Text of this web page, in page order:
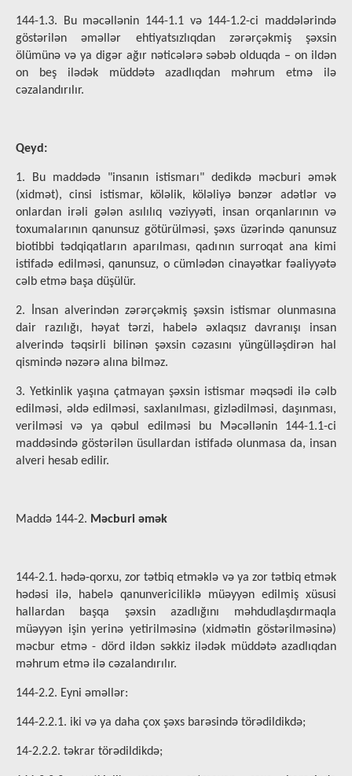
144-1.3. Bu məcəllənin 144-1.1 və 144-1.2-ci maddələrində
göstərilən əməllər ehtiyatsızlıqdan zərərçəkmiş şəxsin
ölümünə və ya digər ağır nəticələrə səbəb olduqda – on ildən
on beş ilədək müddətə azadlıqdan məhrum etmə ilə
cəzalandırılır.
Qeyd:
1. Bu maddədə "insanın istismarı" dedikdə məcburi əmək
(xidmət), cinsi istismar, köləlik, köləliyə bənzər adətlər və
onlardan irəli gələn asılılıq vəziyyəti, insan orqanlarının və
toxumalarının qanunsuz götürülməsi, şəxs üzərində qanunsuz
biotibbi tədqiqatların aparılması, qadının surroqat ana kimi
istifadə edilməsi, qanunsuz, o cümlədən cinayətkar fəaliyyətə
cəlb etmə başa düşülür.
2. İnsan alverindən zərərçəkmiş şəxsin istismar olunmasına
dair razılığı, həyat tərzi, habelə əxlaqsız davranışı insan
alverində təqsirli bilinən şəxsin cəzasını yüngülləşdirən hal
qismində nəzərə alına bilməz.
3. Yetkinlik yaşına çatmayan şəxsin istismar məqsədi ilə cəlb
edilməsi, əldə edilməsi, saxlanılması, gizlədilməsi, daşınması,
verilməsi və ya qəbul edilməsi bu Məcəllənin 144-1.1-ci
maddəsində göstərilən üsullardan istifadə olunmasa da, insan
alveri hesab edilir.
Maddə 144-2. Məcburi əmək
144-2.1. hədə-qorxu, zor tətbiq etməklə və ya zor tətbiq etmək
hədəsi ilə, habelə qanunvericiliklə müəyyən edilmiş xüsusi
hallardan başqa şəxsin azadlığını məhdudlaşdırmaqla
müəyyən işin yerinə yetirilməsinə (xidmətin göstərilməsinə)
məcbur etmə - dörd ildən səkkiz ilədək müddətə azadlıqdan
məhrum etmə ilə cəzalandırılır.
144-2.2. Eyni əməllər:
144-2.2.1. iki və ya daha çox şəxs barəsində törədildikdə;
14-2.2.2. təkrar törədildikdə;